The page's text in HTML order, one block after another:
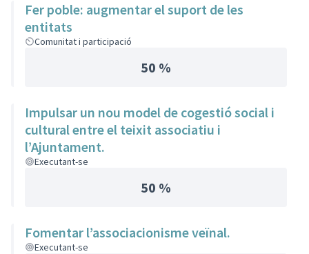
Fer poble: augmentar el suport de les
entitats
Comunitat i participació
50 %
Impulsar un nou model de cogestió social i
cultural entre el teixit associatiu i
l’Ajuntament.
Executant-se
50 %
Fomentar l’associacionisme veïnal.
Executant-se